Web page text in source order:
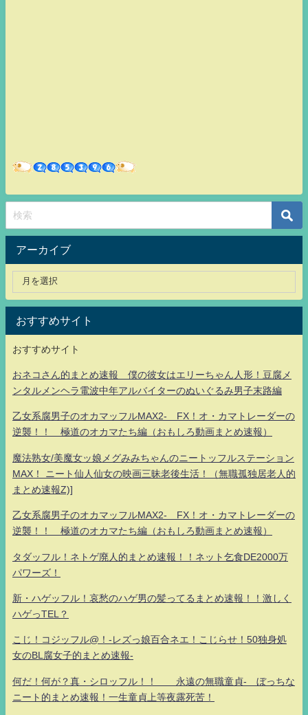
アーカイブ
おすすめサイト
おすすめサイト
おネコさん的まとめ速報 僕の彼女はエリーちゃん人形！豆腐メ
ンタルメンヘラ電波中年アルバイターのぬいぐるみ男子末路編
乙女系腐男子のオカマッフルMAX2- FX！オ・カマトレーダーの
逆襲！！ 極道のオカマたち編（おもしろ動画まとめ速報）
魔法熟女/美魔女ッ娘メグみみちゃんのニートッフルステーション
MAX！ ニート仙人仙女の映画三昧老後生活！（無職孤独居老人的
まとめ速報Z)]
乙女系腐男子のオカマッフルMAX2- FX！オ・カマトレーダーの
逆襲！！ 極道のオカマたち編（おもしろ動画まとめ速報）
タダッフル！ネトゲ廃人的まとめ速報！！ネット乞食DE2000万
パワーズ！
新・ハゲッフル！哀愁のハゲ男の髪ってるまとめ速報！！激しく
ハゲっTEL？
こじ！コジッフル@！-レズっ娘百合ネエ！こじらせ！50独身処
女のBL腐女子的まとめ速報-
何だ！何が？真・シロッフル！！ 永遠の無職童貞- ぼっちな
ニート的まとめ速報！一生童貞上等夜露死苦！